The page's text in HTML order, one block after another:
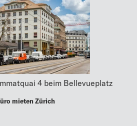
4 beim Bellevueplatz
mieten Zürich